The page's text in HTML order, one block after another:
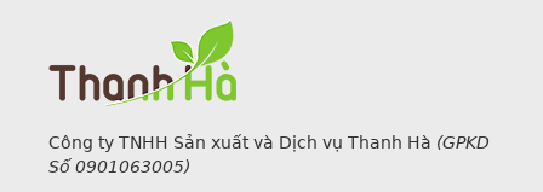
Công ty TNHH Sản xuất và Dịch vụ Thanh Hà (GPKD
Số 0901063005)